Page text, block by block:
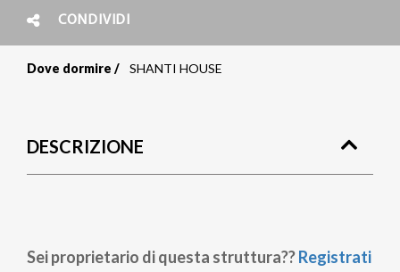
CONDIVIDI
pane
Dove dormire SHANTI HOUSE
DESCRIZIONE
Sei proprietario di questa struttura??Registrati